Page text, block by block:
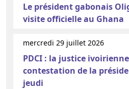
Le président gabonais
visite officielle au Ghana
mercredi 29 juillet 2026
PDCI : la justice
contestation de la
jeudi